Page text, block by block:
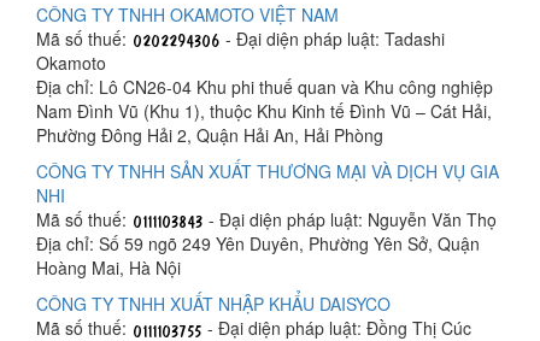
CÔNG TY TNHH OKAMOTO VIỆT NAM
Mã số thuế:
- Đại diện pháp luật: Tadashi
Okamoto
Địa chỉ: Lô CN26-04 Khu phi thuế quan và Khu công nghiệp
Nam Đình Vũ (Khu 1), thuộc Khu Kinh tế Đình Vũ – Cát Hải,
Phường Đông Hải 2, Quận Hải An, Hải Phòng
CÔNG TY TNHH SẢN XUẤT THƯƠNG MẠI VÀ DỊCH VỤ GIA
NHI
Mã số thuế:
- Đại diện pháp luật: Nguyễn Văn Thọ
Địa chỉ: Số 59 ngõ 249 Yên Duyên, Phường Yên Sở, Quận
Hoàng Mai, Hà Nội
CÔNG TY TNHH XUẤT NHẬP KHẨU DAISYCO
Mã số thuế:
- Đại diện pháp luật: Đồng Thị Cúc